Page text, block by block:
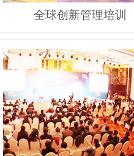
全球创新管理培训